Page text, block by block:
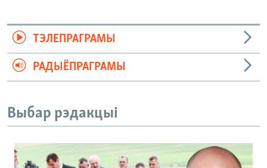
ТЭЛЕПРАГРАМЫ
РАДЫЁПРАГРАМЫ
Выбар рэдакцыі